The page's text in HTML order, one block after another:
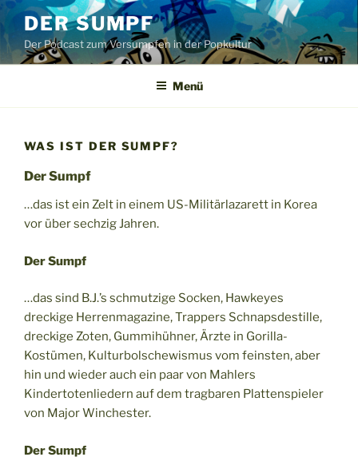
Zum
Inhalt
springen
DER SUMPF
Der Podcast zum Versumpfen in der Popkultur
Menü
WAS IST DER SUMPF?
Der Sumpf
…das ist ein Zelt in einem US-Militärlazarett in Korea
vor über sechzig Jahren.
Der Sumpf
…das sind B.J.’s schmutzige Socken, Hawkeyes
dreckige Herrenmagazine, Trappers Schnapsdestille,
dreckige Zoten, Gummihühner, Ärzte in Gorilla-
Kostümen, Kulturbolschewismus vom feinsten, aber
hin und wieder auch ein paar von Mahlers
Kindertotenliedern auf dem tragbaren Plattenspieler
von Major Winchester.
Der Sumpf